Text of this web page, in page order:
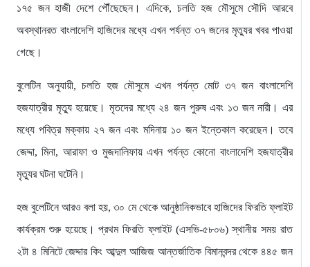
১৭৫ জন হাজী দেশে পৌঁছেছেন। এদিকে, চলতি হজ মৌসুমে সৌদি আরবে
অবস্থানরত বাংলাদেশি হাজিদের মধ্যে এখন পর্যন্ত ৩৭ জনের মৃত্যুর খবর পাওয়া
গেছে।
বুলেটিন অনুযায়ী, চলতি হজ মৌসুমে এখন পর্যন্ত মোট ৩৭ জন বাংলাদেশি
হজযাত্রীর মৃত্যু হয়েছে। মৃতদের মধ্যে ২৪ জন পুরুষ এবং ১৩ জন নারী। এর
মধ্যে পবিত্র মক্কায় ২৭ জন এবং মদিনায় ১০ জন ইন্তেকাল করেছেন। তবে
জেদ্দা, মিনা, আরাফা ও মুজদালিফায় এখন পর্যন্ত কোনো বাংলাদেশি হজযাত্রীর
মৃত্যুর ঘটনা ঘটেনি।
হজ বুলেটিনে আরও বলা হয়, ৩০ মে থেকে আনুষ্ঠানিকভাবে হাজিদের ফিরতি ফ্লাইট
কার্যক্রম শুরু হয়েছে। প্রথম ফিরতি ফ্লাইট (এসভি-৫৮০৬) স্থানীয় সময় রাত
২টা ৪ মিনিটে জেদ্দার কিং আব্দুল আজিজ আন্তর্জাতিক বিমানবন্দর থেকে ৪৪৫ জন